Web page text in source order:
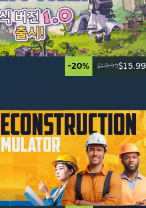
-20% $19.99$15.99
최대 -80% 할인
-20% $24.99$19.99
-50% $39.99 $19.99
-20% $49.99$39.99
-95% $49.99$2.49